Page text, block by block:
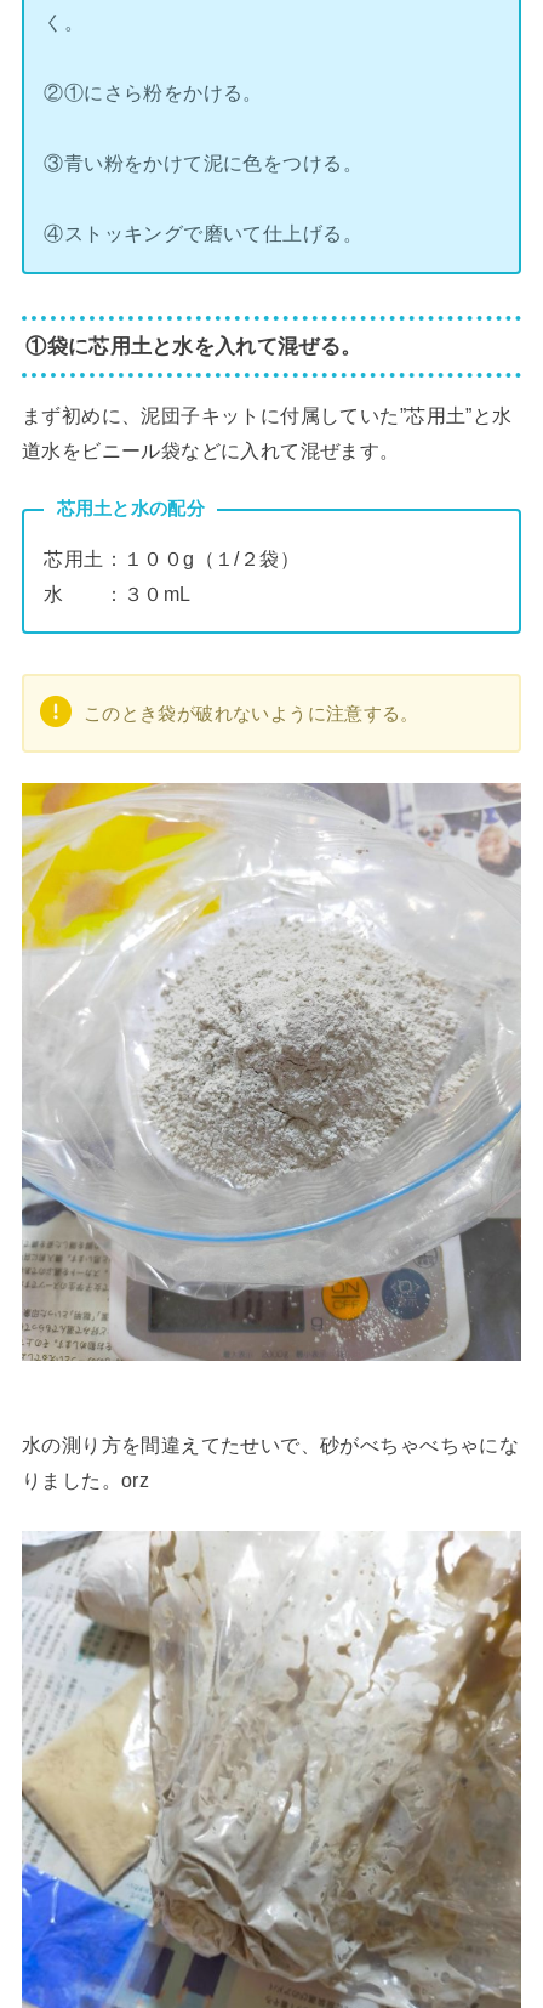
く。
②①にさら粉をかける。
③青い粉をかけて泥に色をつける。
④ストッキングで磨いて仕上げる。
①袋に芯用土 と水を入れて混ぜる。
まず初めに、泥団子キットに付属していた”芯用土”と水
道水をビニール袋などに入れて混ぜます。
芯用土と水の配分
芯用土：１００g（１/２袋）
水 ：３０mL
このとき袋が破れないように注意する。
水の測り方を間違えてたせいで、砂がべちゃべちゃにな
りました。orz